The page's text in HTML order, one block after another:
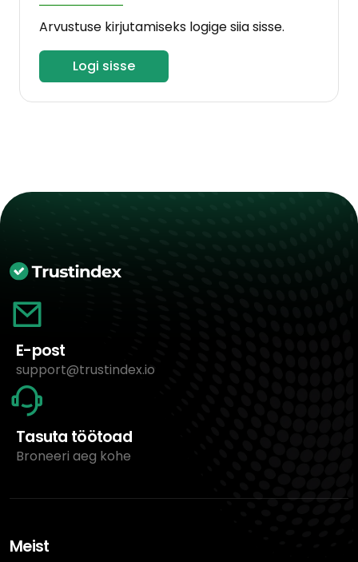
Arvustuse kirjutamiseks logige siia sisse.
Logi sisse
E-post
support@trustindex.io
Tasuta töötoad
Broneeri aeg kohe
Meist